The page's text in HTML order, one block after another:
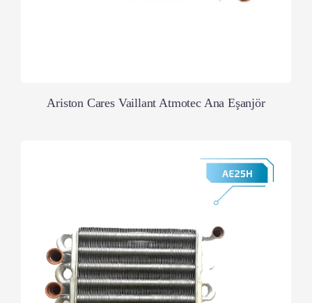
Ariston Cares Vaillant Atmotec Ana Eşanjör